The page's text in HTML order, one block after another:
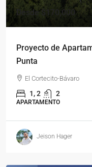
Desde$170,000
Proyecto de
Punta
El Cortecito-Bávaro
1, 2 2
APARTAMENTO
Jeison Hager